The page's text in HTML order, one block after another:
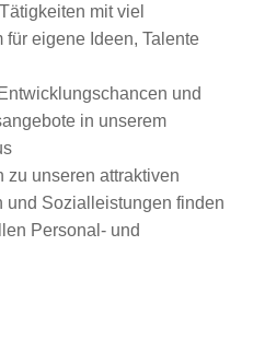
mit viel
eigene Ideen, Talente
und
in unserem
zu unseren attraktiven
und Sozialleistungen finden
Personal- und